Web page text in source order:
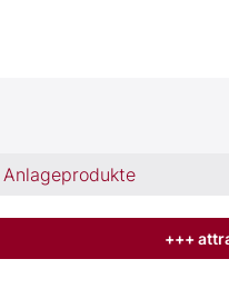
Anlageprodukte
+++